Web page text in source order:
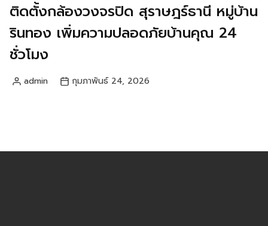
ติดตั้งกล้องวงจรปิด สุราษฎร์ธานี หมู่บ้าน
รินทอง เพิ่มความปลอดภัยบ้านคุณ 24
ชั่วโมง
admin กุมภาพันธ์ 24, 2026